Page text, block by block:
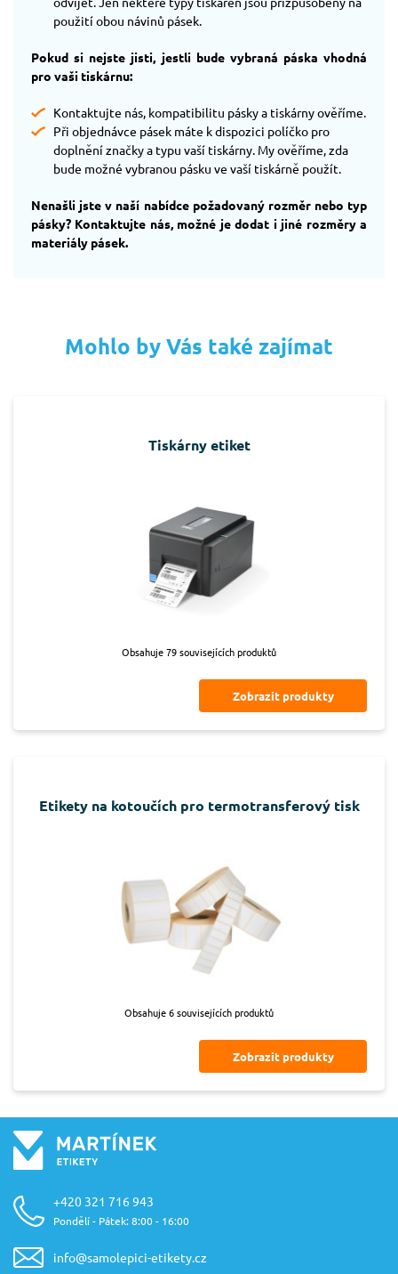
použití obou návinů pásek.
Pokud si nejste jisti, jestli bude vybraná páska vhodná
pro vaši tiskárnu:
Kontaktujte nás, kompatibilitu pásky a tiskárny ověříme.
Při objednávce pásek máte k dispozici políčko pro
doplnění značky a typu vaší tiskárny. My ověříme, zda
bude možné vybranou pásku ve vaší tiskárně použít.
Nenašli jste v naší nabídce požadovaný rozměr nebo typ
pásky? Kontaktujte nás, možné je dodat i jiné rozměry a
materiály pásek.
Mohlo by Vás také zajímat
Tiskárny etiket
Obsahuje 79 souvisejících produktů
Zobrazit produkty
Etikety na kotoučích pro termotransferový tisk
Obsahuje 6 souvisejících produktů
Zobrazit produkty
+420 321 716 943
Pondělí - Pátek: 8:00 - 16:00
info@samolepici-etikety.cz